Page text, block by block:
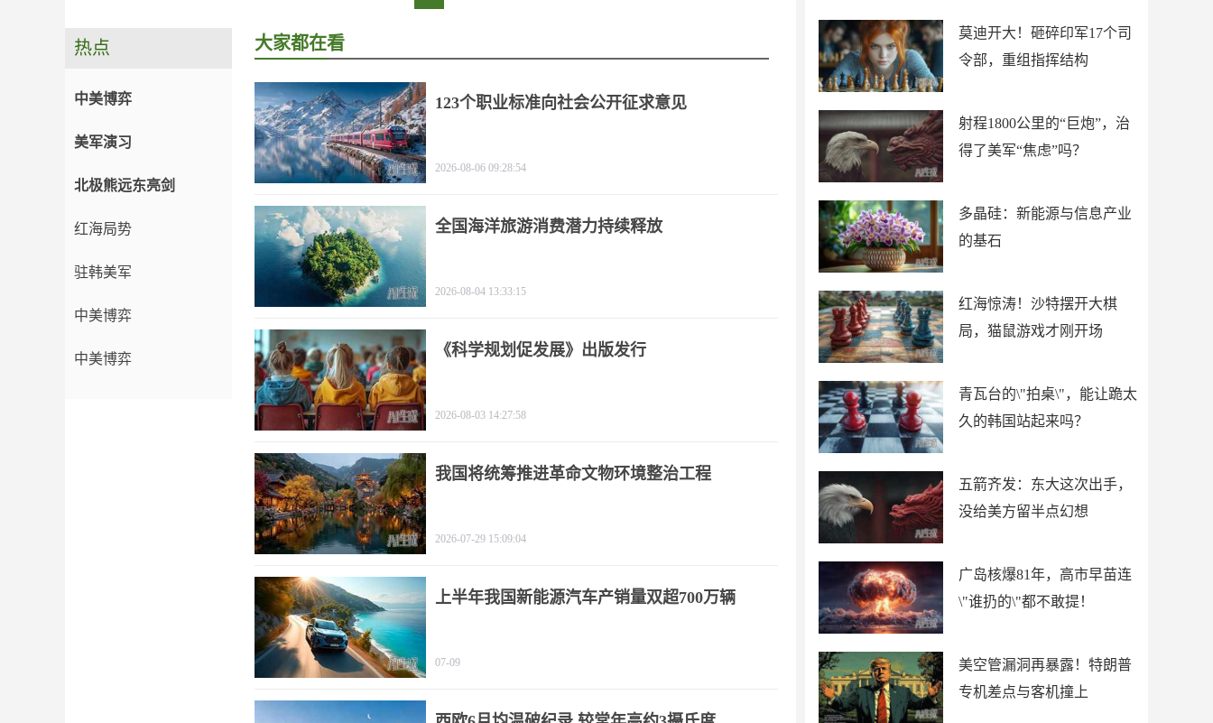
莫迪开大！砸碎印军17个司
令部，重组指挥结构
射程1800公里的“巨炮”，治
得了美军“焦虑”吗？
多晶硅：新能源与信息产业
的基石
红海惊涛！沙特摆开大棋
局，猫鼠游戏才刚开场
青瓦台的\"拍桌\"，能让跪太
久的韩国站起来吗？
五箭齐发：东大这次出手，
没给美方留半点幻想
广岛核爆81年，高市早苗连
\"谁扔的\"都不敢提！
美空管漏洞再暴露！特朗普
专机差点与客机撞上
热点
中美博弈
美军演习
北极熊远东亮剑
红海局势
驻韩美军
中美博弈
中美博弈
大家都在看
123个职业标准向社会公开征求意见
2026-08-06 09:28:54
全国海洋旅游消费潜力持续释放
2026-08-04 13:33:15
《科学规划促发展》出版发行
2026-08-03 14:27:58
我国将统筹推进革命文物环境整治工程
2026-07-29 15:09:04
上半年我国新能源汽车产销量双超700万辆
07-09